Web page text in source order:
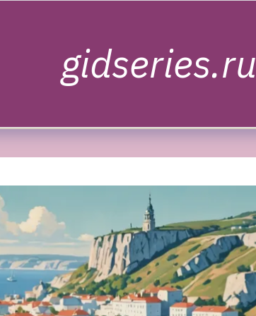
gidseries.ru